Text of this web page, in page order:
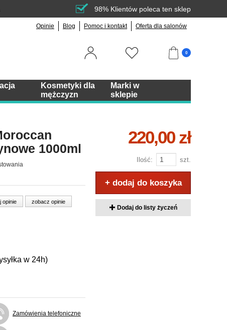
98% Klientów poleca ten sklep
Opinie Blog Pomoc i kontakt Oferta dla salonów
0
Kosmetyki dla
mężczyzn
Marki w
sklepie
1000ml
opinie zobacz opinie
w 24h)
Zamówienia telefoniczne
220,00 zł
Ilość: szt.
+ dodaj do koszyka
Dodaj do listy życzeń